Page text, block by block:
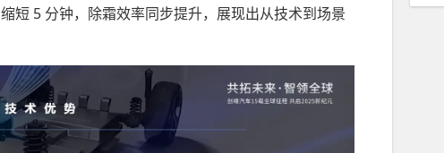
短 5 分钟，除霜效率同步提升，展现出从技术到场景